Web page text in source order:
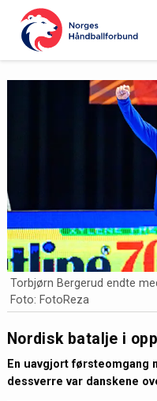
Torbjørn Bergerud endte
Foto: FotoReza
Nordisk batalje i
En uavgjort førsteomgang
dessverre var danskene